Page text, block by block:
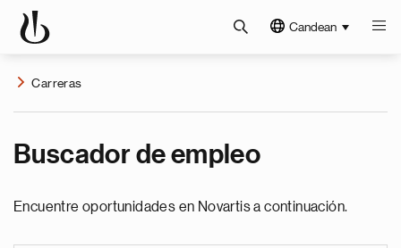
Candean
Carreras
Buscador de empleo
Encuentre oportunidades en Novartis a continuación.